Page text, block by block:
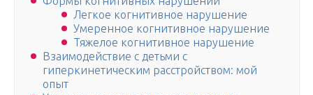
Легкое когнитивное нарушение
Умеренное когнитивное нарушение
Тяжелое когнитивное нарушение
Взаимодействие с детьми с
гиперкинетическим расстройством: мой
опыт